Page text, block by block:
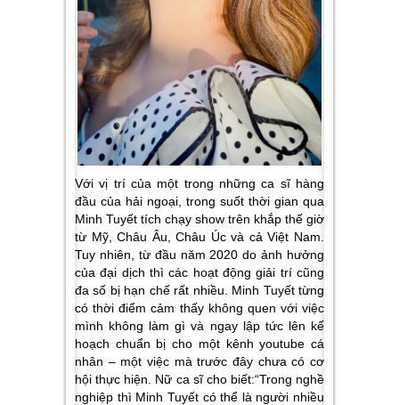
Với vị trí của một trong những ca sĩ hàng
đầu của hải ngoại, trong suốt thời gian qua
Minh Tuyết tích chạy show trên khắp thế giờ
từ Mỹ, Châu Âu, Châu Úc và cả Việt Nam.
Tuy nhiên, từ đầu năm 2020 do ảnh hưởng
của đại dịch thì các hoạt động giải trí cũng
đa số bị hạn chế rất nhiều. Minh Tuyết từng
có thời điểm cảm thấy không quen với việc
mình không làm gì và ngay lập tức lên kế
hoạch chuẩn bị cho một kênh youtube cá
nhân –một việc mà trước đây chưa có cơ
hội thực hiện. Nữ ca sĩ cho biết:“Trong nghề
nghiệp thì Minh Tuyết có thể là người nhiều